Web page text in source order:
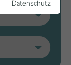
Datenschutz